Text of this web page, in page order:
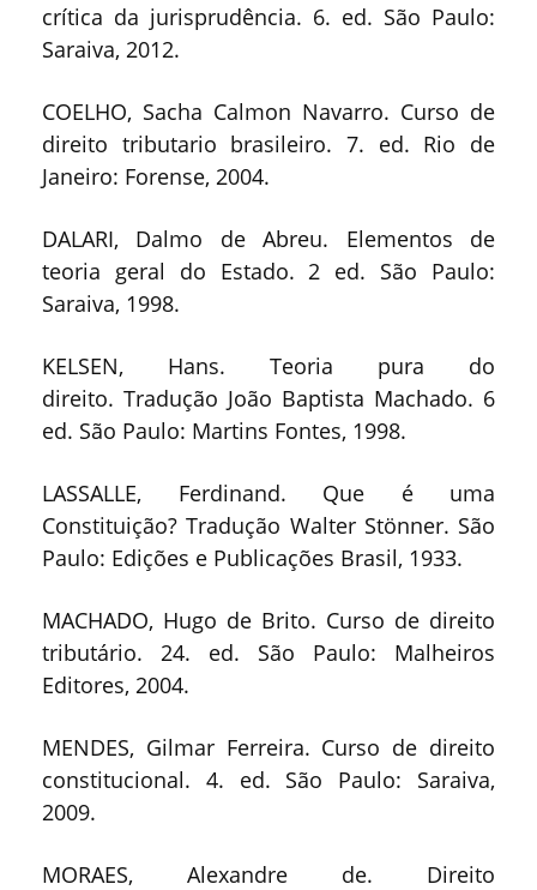
crítica da jurisprudência. 6. ed. São Paulo:
Saraiva, 2012.
COELHO, Sacha Calmon Navarro. Curso de
direito tributario brasileiro. 7. ed. Rio de
Janeiro: Forense, 2004.
DALARI, Dalmo de Abreu. Elementos de
teoria geral do Estado. 2 ed. São Paulo:
Saraiva, 1998.
KELSEN, Hans. Teoria pura do
direito. Tradução João Baptista Machado. 6
ed. São Paulo: Martins Fontes, 1998.
LASSALLE, Ferdinand. Que é uma
Constituição? Tradução Walter Stönner. São
Paulo: Edições e Publicações Brasil, 1933.
MACHADO, Hugo de Brito. Curso de direito
tributário. 24. ed. São Paulo: Malheiros
Editores, 2004.
MENDES, Gilmar Ferreira. Curso de direito
constitucional. 4. ed. São Paulo: Saraiva,
2009.
MORAES, Alexandre de. Direito